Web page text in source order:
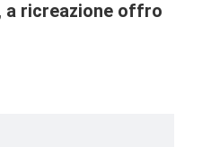
a ricreazione offro